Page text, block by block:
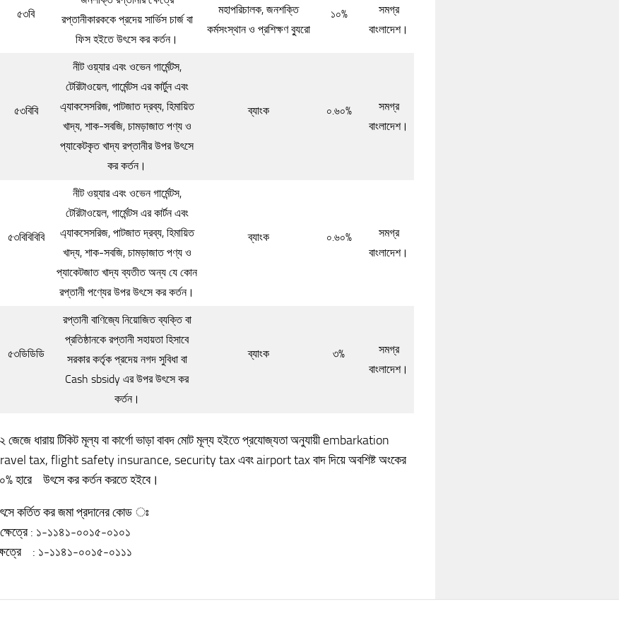
৫৩বি
রপ্তানীকারককে প্রদেয় সার্ভিস চার্জ বা
ফিস হইতে উৎসে কর কর্তন।
মহাপরিচালক, জনশক্তি
কর্মসংস্থান ও প্রশিক্ষণ ব্যুরো
১০%
সমগ্র
বাংলাদেশ।
৫৩বিবি
নীট ওয়্যার এবং ওভেন গার্মেন্টস,
টেরিটাওয়েল, গার্মেন্টস এর কার্টুন এবং
এ্যাকসেসরিজ, পাটজাত দ্রব্য, হিমায়িত
খাদ্য, শাক-সবজি, চামড়াজাত পণ্য ও
প্যাকেটকৃত খাদ্য রপ্তানীর উপর উৎসে
কর কর্তন।
ব্যাংক ০.৬০%
সমগ্র
বাংলাদেশ।
৫৩বিবিবিবি
নীট ওয়্যার এবং ওভেন গার্মেন্টস,
টেরিটাওয়েল, গার্মেন্টস এর কার্টন এবং
এ্যাকসেসরিজ, পাটজাত দ্রব্য, হিমায়িত
খাদ্য, শাক-সবজি, চামড়াজাত পণ্য ও
প্যাকেটজাত খাদ্য ব্যতীত অন্য যে কোন
রপ্তানী পণ্যের উপর উৎসে কর কর্তন।
ব্যাংক ০.৬০%
সমগ্র
বাংলাদেশ।
৫৩ডিডিডি
রপ্তানী বাণিজ্যে নিয়োজিত ব্যক্তি বা
প্রতিষ্ঠানকে রপ্তানী সহায়তা হিসাবে
সরকার কর্তৃক প্রদেয় নগদ সুবিধা বা
Cash sbsidy এর উপর উৎসে কর
কর্তন।
ব্যাংক ৩%
সমগ্র
বাংলাদেশ।
জেজে ধারায় টিকিট মূল্য বা কার্গো ভাড়া বাবদ মোট মূল্য হইতে প্রযোজ্যতা অনুযায়ী embarkation
tax, flight safety insurance, security tax এবং airport tax বাদ দিয়ে অবশিষ্ট অংকের
হারে উৎসে কর কর্তন করতে হইবে।
কর্তিত কর জমা প্রদানের কোড ঃ
ক্ষেত্রে : ১-১১৪১-০০১৫-০১০১
: ১-১১৪১-০০১৫-০১১১